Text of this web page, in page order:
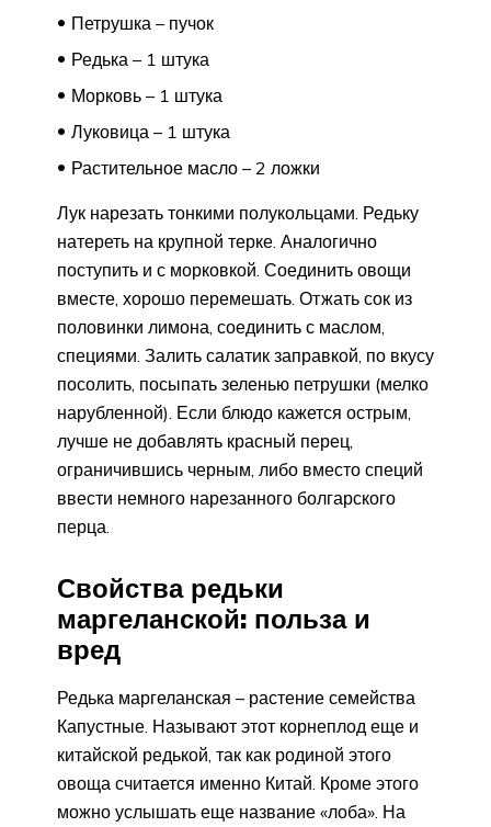
Петрушка – пучок
Редька – 1 штука
Морковь – 1 штука
Луковица – 1 штука
Растительное масло – 2 ложки
Лук нарезать тонкими полукольцами. Редьку
натереть на крупной терке. Аналогично
поступить и с морковкой. Соединить овощи
вместе, хорошо перемешать. Отжать сок из
половинки лимона, соединить с маслом,
специями. Залить салатик заправкой, по вкусу
посолить, посыпать зеленью петрушки (мелко
нарубленной). Если блюдо кажется острым,
лучше не добавлять красный перец,
ограничившись черным, либо вместо специй
ввести немного нарезанного болгарского
перца.
Свойства редьки
маргеланской: польза и
вред
Редька маргеланская – растение семейства
Капустные. Называют этот корнеплод еще и
китайской редькой, так как родиной этого
овоща считается именно Китай. Кроме этого
можно услышать еще название «лоба». На